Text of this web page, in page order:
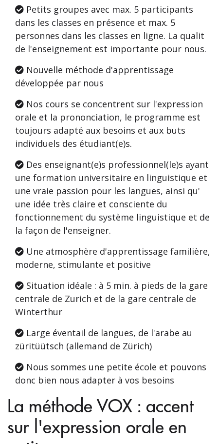
Petits groupes avec max. 5 participants
dans les classes en présence et max. 5
personnes dans les classes en ligne. La qualit
de l'enseignement est importante pour nous.
Nouvelle méthode d'apprentissage
développée par nous
Nos cours se concentrent sur l'expression
orale et la prononciation, le programme est
toujours adapté aux besoins et aux buts
individuels des étudiant(e)s.
Des enseignant(e)s professionnel(le)s ayant
une formation universitaire en linguistique et
une vraie passion pour les langues, ainsi qu'
une idée très claire et consciente du
fonctionnement du système linguistique et de
la façon de l'enseigner.
Une atmosphère d'apprentissage familière,
moderne, stimulante et positive
Situation idéale : à 5 min. à pieds de la gare
centrale de Zurich et de la gare centrale de
Winterthur
Large éventail de langues, de l'arabe au
züritüütsch (allemand de Zürich)
Nous sommes une petite école et pouvons
donc bien nous adapter à vos besoins
La méthode VOX : accent
sur l'expression orale en